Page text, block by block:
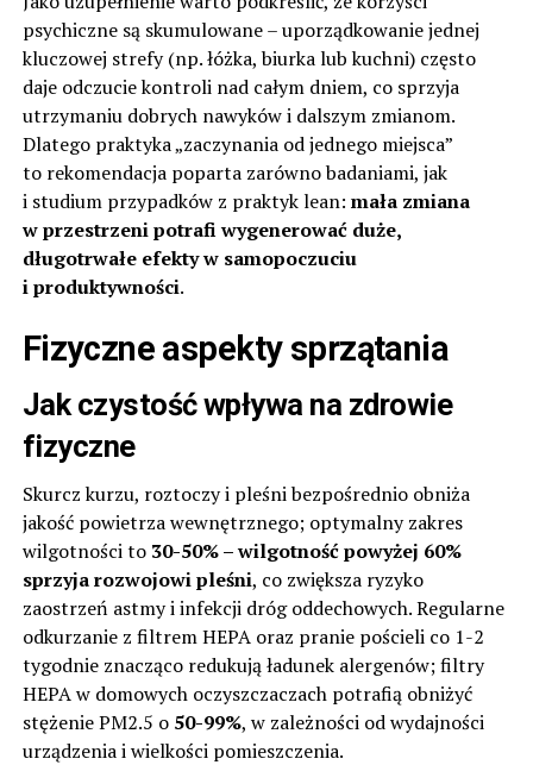
psychiczne są skumulowane – uporządkowanie jednej
kluczowej strefy (np. łóżka, biurka lub kuchni) często
daje odczucie kontroli nad całym dniem, co sprzyja
utrzymaniu dobrych nawyków i dalszym zmianom.
Dlatego praktyka „zaczynania od jednego miejsca”
to rekomendacja poparta zarówno badaniami, jak
i studium przypadków z praktyk lean: mała zmiana
w przestrzeni potrafi wygenerować duże,
długotrwałe efekty w samopoczuciu
i produktywności.
Fizyczne aspekty sprzątania
Jak czystość wpływa na zdrowie
fizyczne
Skurcz kurzu, roztoczy i pleśni bezpośrednio obniża
jakość powietrza wewnętrznego; optymalny zakres
wilgotności to 30-50% – wilgotność powyżej 60%
sprzyja rozwojowi pleśni, co zwiększa ryzyko
zaostrzeń astmy i infekcji dróg oddechowych. Regularne
odkurzanie z filtrem HEPA oraz pranie pościeli co 1-2
tygodnie znacząco redukują ładunek alergenów; filtry
HEPA w domowych oczyszczaczach potrafią obniżyć
stężenie PM2.5 o 50-99%, w zależności od wydajności
urządzenia i wielkości pomieszczenia.